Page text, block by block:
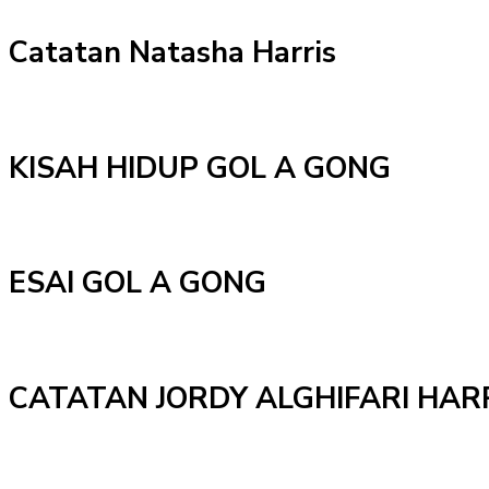
Catatan Natasha Harris
KISAH HIDUP GOL A GONG
ESAI GOL A GONG
CATATAN JORDY ALGHIFARI